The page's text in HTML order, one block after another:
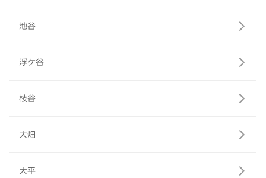
池谷
浮ケ谷
枝谷
大畑
大平